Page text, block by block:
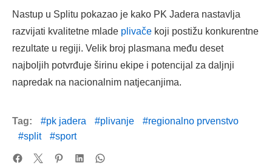
Nastup u Splitu pokazao je kako PK Jadera nastavlja
razvijati kvalitetne mlade plivače koji postižu konkurentne
rezultate u regiji. Velik broj plasmana među deset
najboljih potvrđuje širinu ekipe i potencijal za daljnji
napredak na nacionalnim natjecanjima.
Tag: pk jadera plivanje
regionalno prvenstvo
split
sport